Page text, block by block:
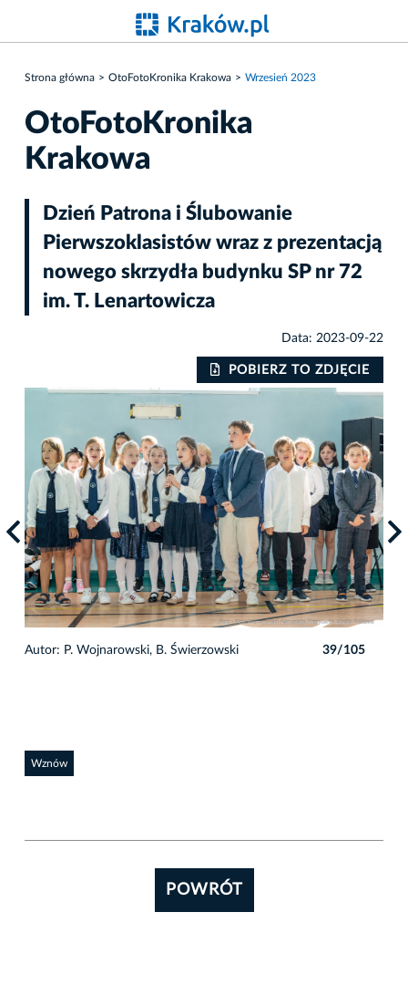
Strona główna OtoFotoKronika Krakowa Wrzesień 2023
OtoFotoKronika
Krakowa
Dzień Patrona i Ślubowanie
Pierwszoklasistów wraz z prezentacją
nowego skrzydła budynku SP nr 72
im. T. Lenartowicza
Data: 2023-09-22
POBIERZ TO ZDJĘCIE
Autor: P. Wojnarowski, B. Świerzowski 39/105
Wznów
POWRÓT